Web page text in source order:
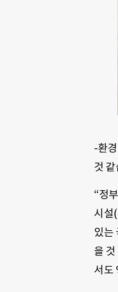
-환
것
“정
시설
있는
을
서도